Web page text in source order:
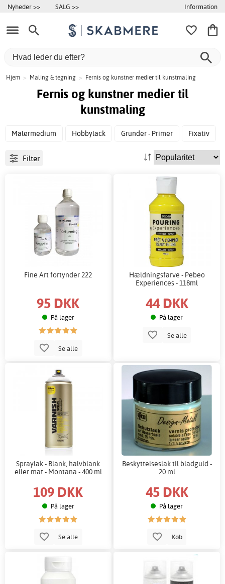
Nyheder >> SALG >> Information
Hjem > Maling & tegning > Fernis og kunstner medier til kunstmaling
Fernis og kunstner medier til
kunstmaling
Malermedium Hobbylack Grunder - Primer Fixativ
Filter
Fine Art fortynder 222
95 DKK
På lager
Se alle
Hældningsfarve - Pebeo
Experiences - 118ml
44 DKK
På lager
Se alle
Spraylak - Blank, halvblank
eller mat - Montana - 400 ml
109 DKK
På lager
Se alle
Beskyttelseslak til bladguld -
20 ml
45 DKK
På lager
Køb